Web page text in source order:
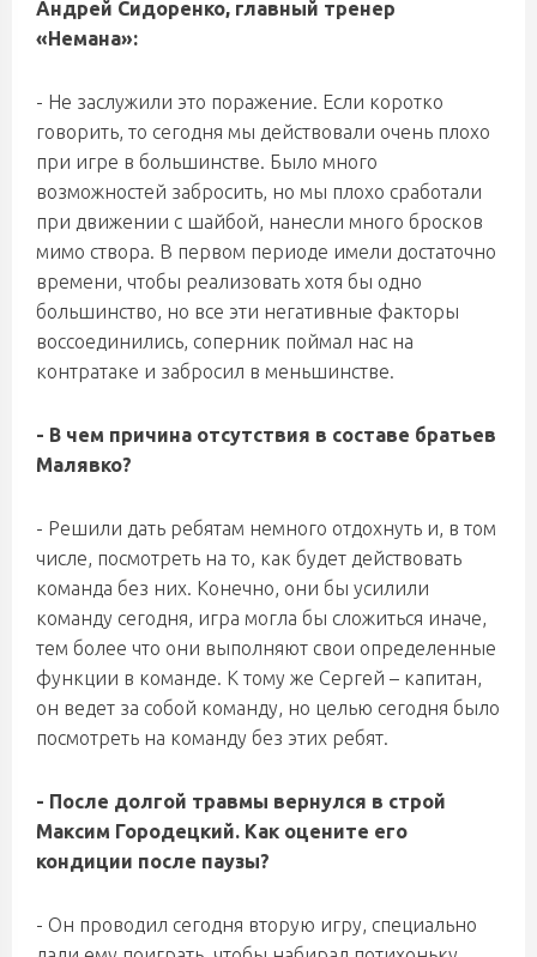
Андрей Сидоренко, главный тренер
«Немана»:
- Не заслужили это поражение. Если коротко
говорить, то сегодня мы действовали очень плохо
при игре в большинстве. Было много
возможностей забросить, но мы плохо сработали
при движении с шайбой, нанесли много бросков
мимо створа. В первом периоде имели достаточно
времени, чтобы реализовать хотя бы одно
большинство, но все эти негативные факторы
воссоединились, соперник поймал нас на
контратаке и забросил в меньшинстве.
- В чем причина отсутствия в составе братьев
Малявко?
- Решили дать ребятам немного отдохнуть и, в том
числе, посмотреть на то, как будет действовать
команда без них. Конечно, они бы усилили
команду сегодня, игра могла бы сложиться иначе,
тем более что они выполняют свои определенные
функции в команде. К тому же Сергей – капитан,
он ведет за собой команду, но целью сегодня было
посмотреть на команду без этих ребят.
- После долгой травмы вернулся в строй
Максим Городецкий. Как оцените его
кондиции после паузы?
- Он проводил сегодня вторую игру, специально